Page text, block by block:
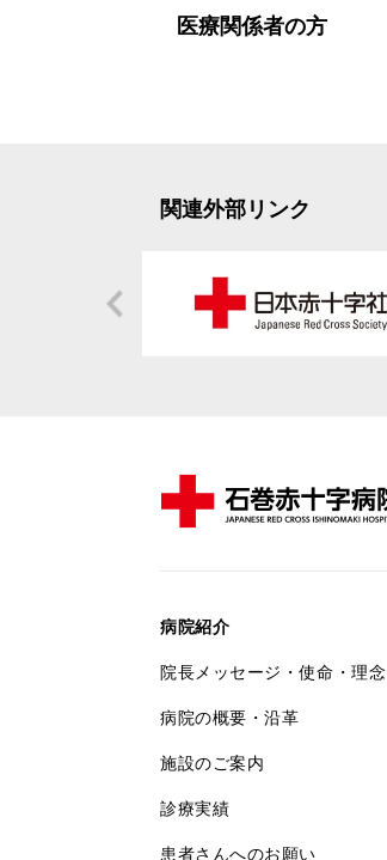
医療関係者の方
関連外部リンク
病院紹介
院長メッセージ・使命・理念
病院の概要・沿革
施設のご案内
診療実績
患者さんへのお願い